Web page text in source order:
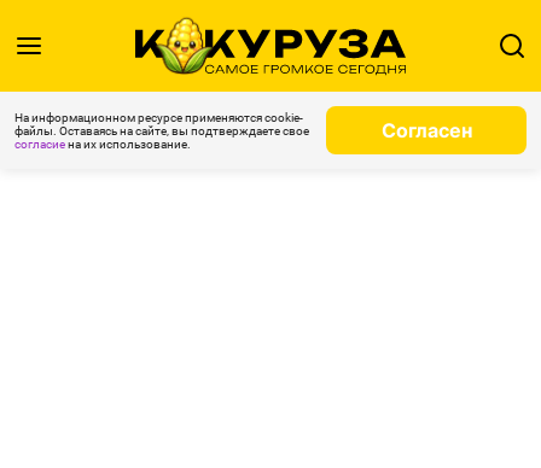
На информационном ресурсе применяются cookie-
файлы. Оставаясь на сайте, вы подтверждаете свое
согласиена их использование.
Согласен